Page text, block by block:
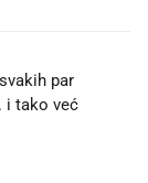
par
i tako već